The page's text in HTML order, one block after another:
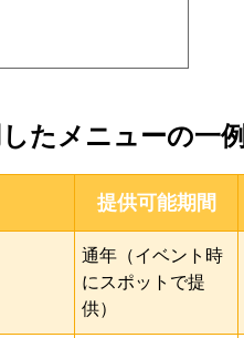
たメニューの一例
提供可能期間
通年（イベント時
にスポットで提
供）